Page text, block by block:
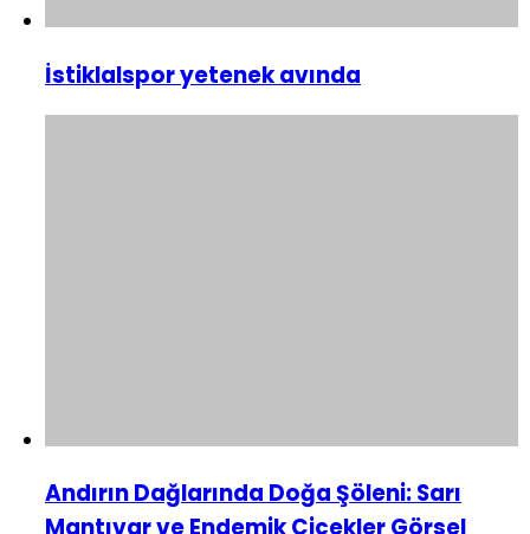
İstiklalspor yetenek avında
Andırın Dağlarında Doğa Şöleni: Sarı